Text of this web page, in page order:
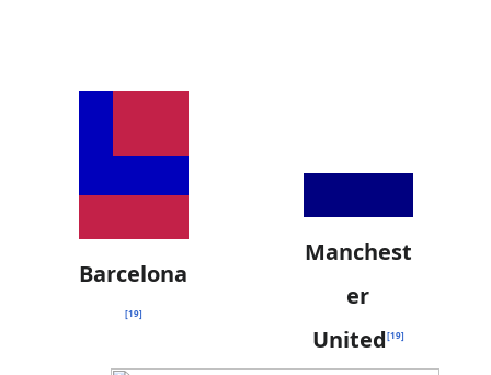
Barcelona
[19]
Manchest
er
United[19]